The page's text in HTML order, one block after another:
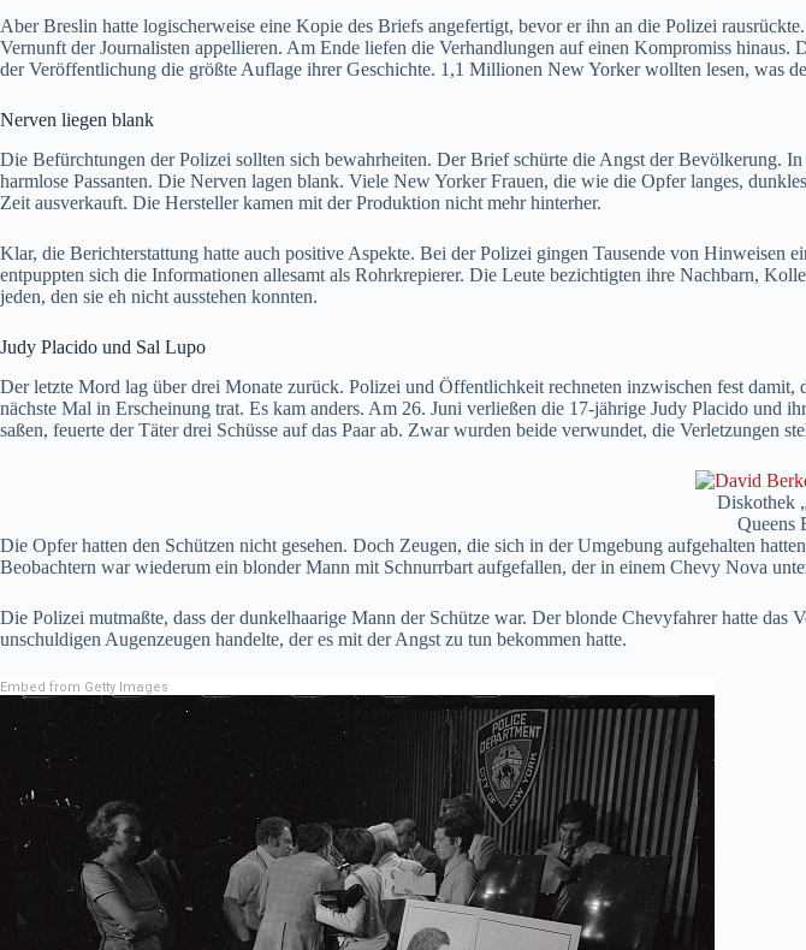
Aber Breslin hatte logischerweise eine Kopie des Briefs angefertigt, bevor er ihn an die Polizei
Vernunft der Journalisten appellieren. Am Ende liefen die Verhandlungen auf einen Kompromiss
der Veröffentlichung die größte Auflage ihrer Geschichte. 1,1 Millionen New Yorker wollten lesen, was
Nerven liegen blank
Die Befürchtungen der Polizei sollten sich bewahrheiten. Der Brief schürte die Angst der Bevölkerung.
harmlose Passanten. Die Nerven lagen blank. Viele New Yorker Frauen, die wie die Opfer langes,
Zeit ausverkauft. Die Hersteller kamen mit der Produktion nicht mehr hinterher.
Klar, die Berichterstattung hatte auch positive Aspekte. Bei der Polizei gingen Tausende von Hinweisen
entpuppten sich die Informationen allesamt als Rohrkrepierer. Die Leute bezichtigten ihre Nachbarn,
jeden, den sie eh nicht ausstehen konnten.
Judy Placido und Sal Lupo
Der letzte Mord lag über drei Monate zurück. Polizei und Öffentlichkeit rechneten inzwischen fest
nächste Mal in Erscheinung trat. Es kam anders. Am 26. Juni verließen die 17-jährige Judy Placido und
saßen, feuerte der Täter drei Schüsse auf das Paar ab. Zwar wurden beide verwundet, die Verletzungen
Diskothek
Queens
Die Opfer hatten den Schützen nicht gesehen. Doch Zeugen, die sich in der Umgebung aufgehalten
Beobachtern war wiederum ein blonder Mann mit Schnurrbart aufgefallen, der in einem Chevy Nova
Die Polizei mutmaßte, dass der dunkelhaarige Mann der Schütze war. Der blonde Chevyfahrer hatte
unschuldigen Augenzeugen handelte, der es mit der Angst zu tun bekommen hatte.
Embed from Getty Images